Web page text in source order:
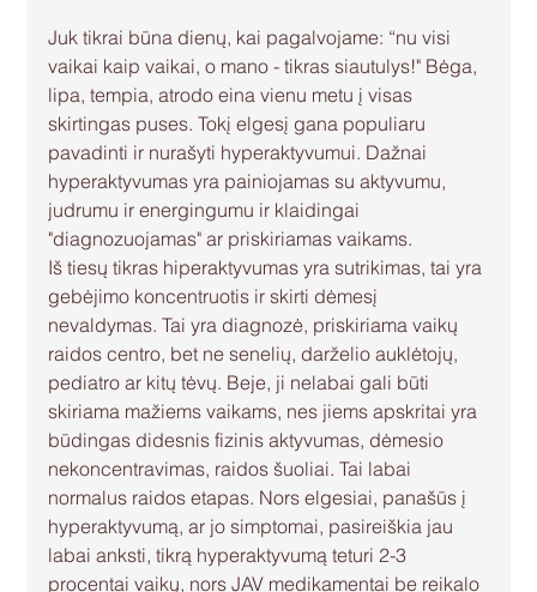
Juk tikrai būna dienų, kai pagalvojame: “nu visi
vaikai kaip vaikai, o mano - tikras siautulys!" Bėga,
lipa, tempia, atrodo eina vienu metu į visas
skirtingas puses. Tokį elgesį gana populiaru
pavadinti ir nurašyti hyperaktyvumui. Dažnai
hyperaktyvumas yra painiojamas su aktyvumu,
judrumu ir energingumu ir klaidingai
"diagnozuojamas" ar priskiriamas vaikams.
Iš tiesų tikras hiperaktyvumas yra sutrikimas, tai yra
gebėjimo koncentruotis ir skirti dėmesį
nevaldymas. Tai yra diagnozė, priskiriama vaikų
raidos centro, bet ne senelių, darželio auklėtojų,
pediatro ar kitų tėvų. Beje, ji nelabai gali būti
skiriama mažiems vaikams, nes jiems apskritai yra
būdingas didesnis fizinis aktyvumas, dėmesio
nekoncentravimas, raidos šuoliai. Tai labai
normalus raidos etapas. Nors elgesiai, panašūs į
hyperaktyvumą, ar jo simptomai, pasireiškia jau
labai anksti, tikrą hyperaktyvumą teturi 2-3
procentai vaikų, nors JAV medikamentai be reikalo